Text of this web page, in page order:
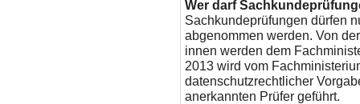
Wer darf
Sachkundeprüfungen dürfen
abgenommen werden. Von
innen werden dem
2013 wird vom
datenschutzrechtlicher
anerkannten Prüfer geführt.